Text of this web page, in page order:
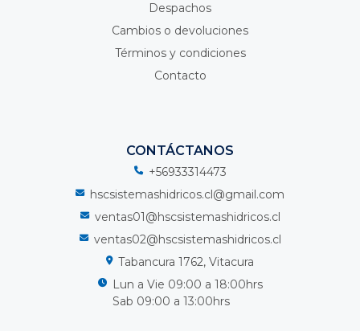
Despachos
Cambios o devoluciones
Términos y condiciones
Contacto
CONTÁCTANOS
+56933314473
hscsistemashidricos.cl@gmail.com
ventas01@hscsistemashidricos.cl
ventas02@hscsistemashidricos.cl
Tabancura 1762, Vitacura
Lun a Vie 09:00 a 18:00hrs
Sab 09:00 a 13:00hrs